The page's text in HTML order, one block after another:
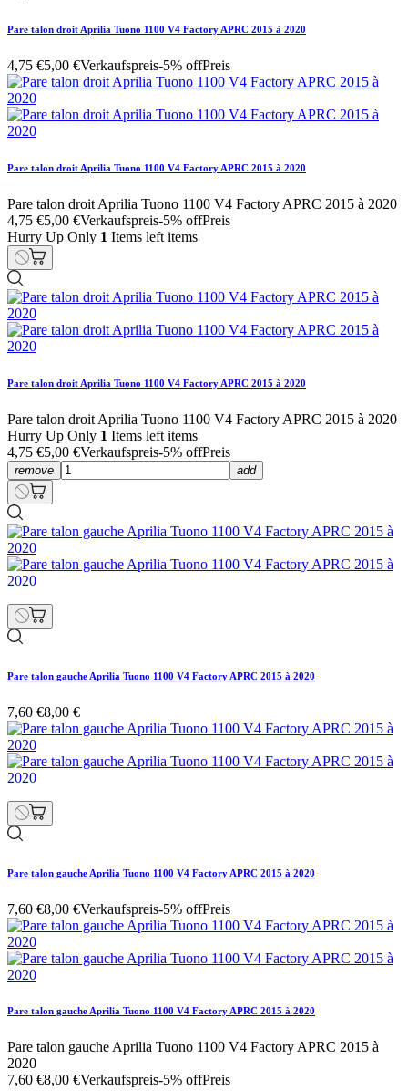
Pare talon droit Aprilia Tuono 1100 V4 Factory APRC 2015 à 2020
4,75 €5,00 €Verkaufspreis-5% offPreis
Pare talon droit Aprilia Tuono 1100 V4 Factory APRC 2015 à 2020
Pare talon droit Aprilia Tuono 1100 V4 Factory APRC 2015 à 2020
4,75 €5,00 €Verkaufspreis-5% offPreis
Hurry Up Only 1 Items left items
Pare talon droit Aprilia Tuono 1100 V4 Factory APRC 2015 à 2020
Pare talon droit Aprilia Tuono 1100 V4 Factory APRC 2015 à 2020
Hurry Up Only 1 Items left items
4,75 €5,00 €Verkaufspreis-5% offPreis
remove add
Pare talon gauche Aprilia Tuono 1100 V4 Factory APRC 2015 à 2020
7,60 €8,00 €
Pare talon gauche Aprilia Tuono 1100 V4 Factory APRC 2015 à 2020
7,60 €8,00 €Verkaufspreis-5% offPreis
Pare talon gauche Aprilia Tuono 1100 V4 Factory APRC 2015 à 2020
Pare talon gauche Aprilia Tuono 1100 V4 Factory APRC 2015 à
2020
7,60 €8,00 €Verkaufspreis-5% offPreis